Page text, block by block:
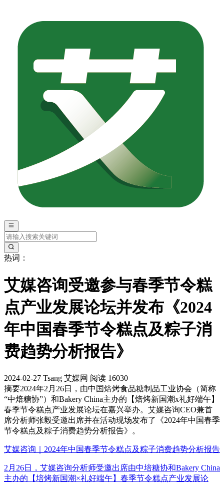
热词：
艾媒咨询受邀参与春季节令糕
点产业发展论坛并发布《2024
年中国春季节令糕点及粽子消
费趋势分析报告》
2024-02-27 Tsang 艾媒网 阅读 16030
摘要2024年2月26日，由中国焙烤食品糖制品工业协会（简称
“中焙糖协”）和Bakery China主办的【焙烤新国潮x礼好端午】
春季节令糕点产业发展论坛在嘉兴举办。艾媒咨询CEO兼首
席分析师张毅受邀出席并在活动现场发布了《2024年中国春季
节令糕点及粽子消费趋势分析报告》。
艾媒咨询｜2024年中国春季节令糕点及粽子消费趋势分析报告
2月26日，艾媒咨询分析师受邀出席由中培糖协和Bakery China
主办的【培烤新国潮×礼好端午】春季节令糕点产业发展论